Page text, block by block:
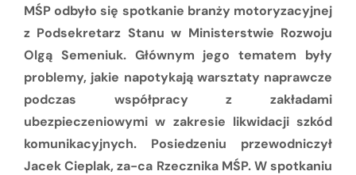
MŚP odbyło się spotkanie branży motoryzacyjnej
z Podsekretarz Stanu w Ministerstwie Rozwoju
Olgą Semeniuk. Głównym jego tematem były
problemy, jakie napotykają warsztaty naprawcze
podczas współpracy z zakładami
ubezpieczeniowymi w zakresie likwidacji szkód
komunikacyjnych. Posiedzeniu przewodniczył
Jacek Cieplak, za-ca Rzecznika MŚP. W spotkaniu